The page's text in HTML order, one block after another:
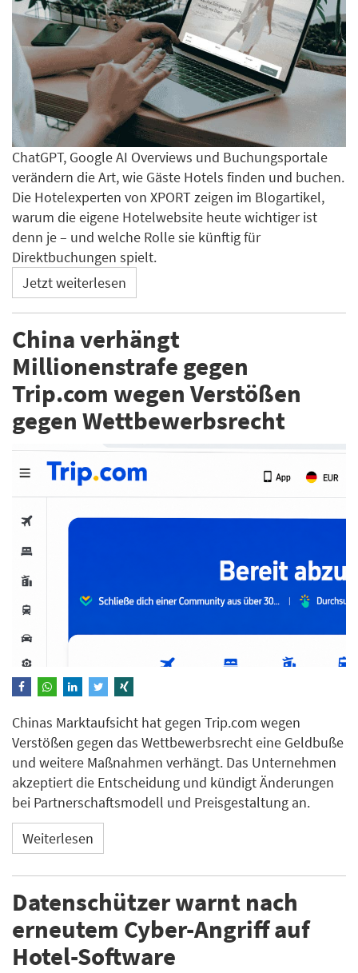
ChatGPT, Google AI Overviews und Buchungsportale
verändern die Art, wie Gäste Hotels finden und buchen.
Die Hotelexperten von XPORT zeigen im Blogartikel,
warum die eigene Hotelwebsite heute wichtiger ist
denn je – und welche Rolle sie künftig für
Direktbuchungen spielt.
Jetzt weiterlesen
China verhängt
Millionenstrafe gegen
Trip.com wegen Verstößen
gegen Wettbewerbsrecht
Chinas Marktaufsicht hat gegen Trip.com wegen
Verstößen gegen das Wettbewerbsrecht eine Geldbuße
und weitere Maßnahmen verhängt. Das Unternehmen
akzeptiert die Entscheidung und kündigt Änderungen
bei Partnerschaftsmodell und Preisgestaltung an.
Weiterlesen
Datenschützer warnt nach
erneutem Cyber-Angriff auf
Hotel-Software